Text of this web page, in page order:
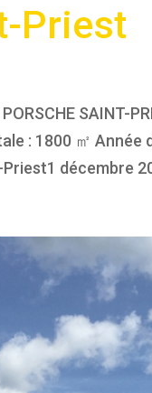
Priest
SAINT-
: 1800 ㎡
décembre